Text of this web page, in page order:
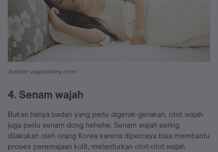
Sumber: waytoskinny.com/
4. Senam wajah
Bukan hanya badan yang perlu digerak-gerakan, otot wajah
juga perlu senam dong hehehe. Senam wajah sering
dilakukan oleh orang Korea karena dipercaya bisa membantu
proses peremajaan kulit, melenturkan otot-otot wajah